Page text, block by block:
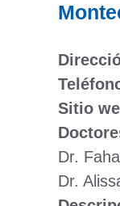
Sitio
Dr.
Dr.